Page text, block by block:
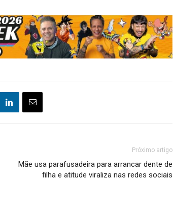
Próximo artigo
Mãe usa parafusadeira para arrancar dente de
filha e atitude viraliza nas redes sociais